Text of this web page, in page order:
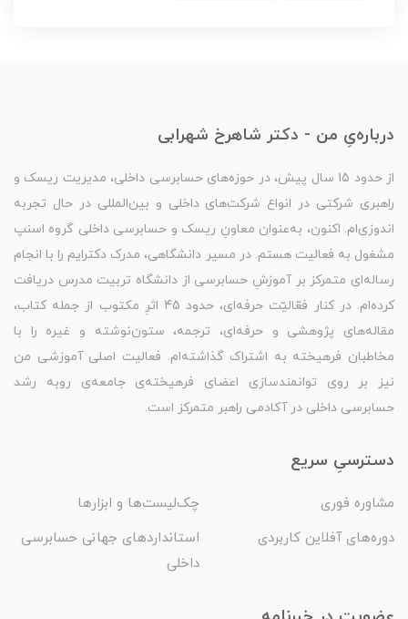
درباره‌یِ من - دکتر شاهرخ شهرابی
از حدود 15 سال پیش، در حوزه‌های حسابرسی داخلی، مدیریت ریسک و
راهبری شرکتی در انواع شرکت‌های داخلی و بین‌المللی در حال تجربه
اندوزی‌ام. اکنون، به‌عنوان معاونِ ریسک و حسابرسی داخلی گروه اسنپ
مشغول به فعالیت هستم. در مسیر دانشگاهی، مدرک دکترایم را با انجام
رساله‌ای متمرکز بر آموزشِ حسابرسی از دانشگاه تربیت مدرس دریافت
کرده‌ام. در کنار فعّالیّت حرفه‌ای، حدود 45 اثرِ مکتوب از جمله کتاب،
مقاله‌های پژوهشی و حرفه‌ای، ترجمه، ستون‌نوشته و غیره را با
مخاطبان فرهیخته به اشتراک گذاشته‌ام. فعالیت اصلی آموزشی من
نیز بر روی توانمندسازی اعضای فرهیخته‌ی جامعه‌ی روبه رشد
حسابرسی داخلی در آکادمی راهبر متمرکز است.
دسترسیِ سریع
مشاوره فوری
چک‌لیست‌ها و ابزارها
دوره‌های آفلاین کاربردی
استانداردهای جهانی حسابرسی
داخلی